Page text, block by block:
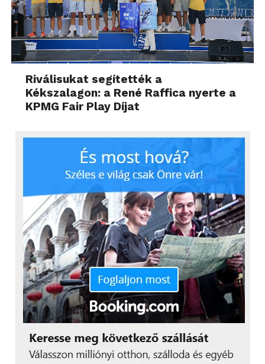
Riválisukat segítették a
Kékszalagon: a René Raffica nyerte a
KPMG Fair Play Díjat